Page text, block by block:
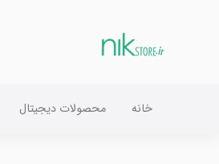
خانه محصولات دیجیتال